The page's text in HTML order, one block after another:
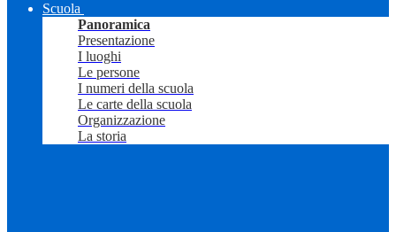
Scuola
Panoramica
Presentazione
I luoghi
Le persone
I numeri della scuola
Le carte della scuola
Organizzazione
La storia